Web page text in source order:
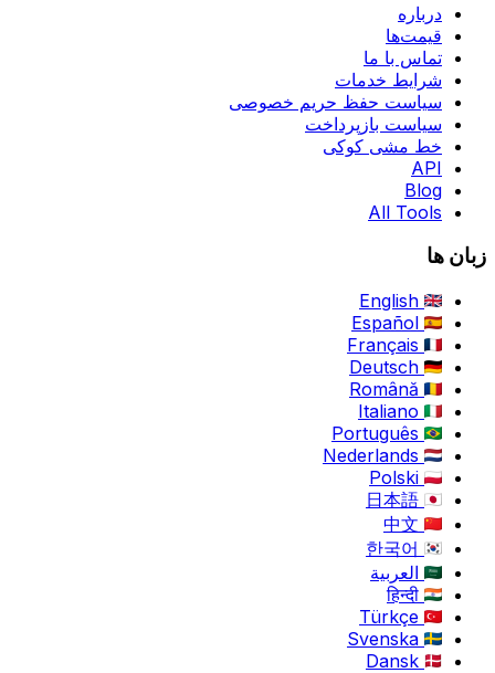
درباره
قیمت‌ها
تماس با ما
شرایط خدمات
سیاست حفظ حریم خصوصی
سیاست بازپرداخت
خط مشی کوکی
API
Blog
All Tools
زبان ها
العربية